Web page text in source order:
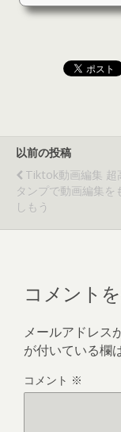
いるおか
以前の投稿
Tiktok動画編集 超
タンプで動画編集を
しもう
コメント
メールアドレス
が付いている欄
コメント ※